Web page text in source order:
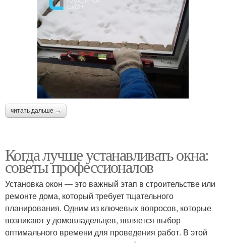
читать дальше →
Когда лучше устанавливать окна:
советы профессионалов
Установка окон — это важный этап в строительстве или
ремонте дома, который требует тщательного
планирования. Одним из ключевых вопросов, которые
возникают у домовладельцев, является выбор
оптимального времени для проведения работ. В этой